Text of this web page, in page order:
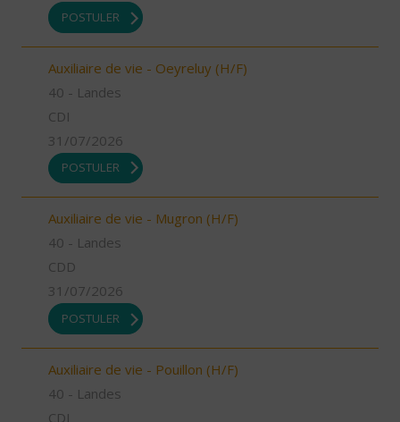
POSTULER
Auxiliaire de vie - Oeyreluy (H/F)
40 - Landes
CDI
31/07/2026
POSTULER
Auxiliaire de vie - Mugron (H/F)
40 - Landes
CDD
31/07/2026
POSTULER
Auxiliaire de vie - Pouillon (H/F)
40 - Landes
CDI